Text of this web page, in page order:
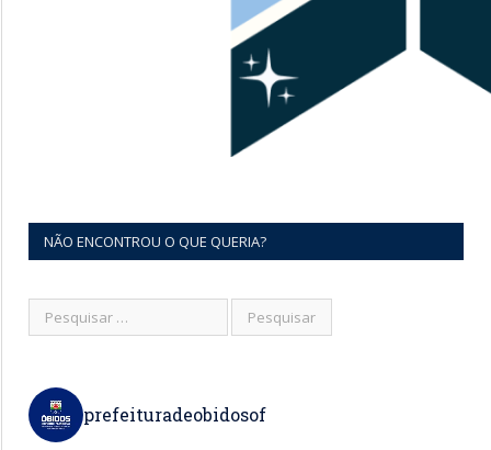
NÃO ENCONTROU O QUE QUERIA?
prefeituradeobidosof